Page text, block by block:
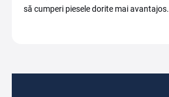
să cumperi piesele dorite mai avantajos.